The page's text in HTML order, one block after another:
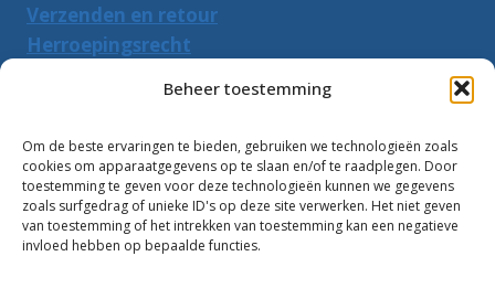
Beheer toestemming
Om de beste ervaringen te bieden, gebruiken we technologieën zoals
cookies om apparaatgegevens op te slaan en/of te raadplegen. Door
toestemming te geven voor deze technologieën kunnen we gegevens
zoals surfgedrag of unieke ID's op deze site verwerken. Het niet geven
van toestemming of het intrekken van toestemming kan een negatieve
invloed hebben op bepaalde functies.
Verzenden en retour
Herroepingsrecht
Zoeken
naar:
Zoeken
Klantbeoordelingen: